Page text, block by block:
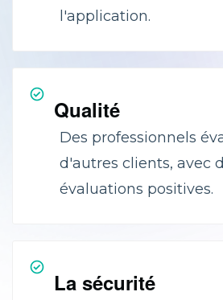
l'application.
Qualité
Des professionnels
d'autres clients, avec
évaluations positives.
La sécurité